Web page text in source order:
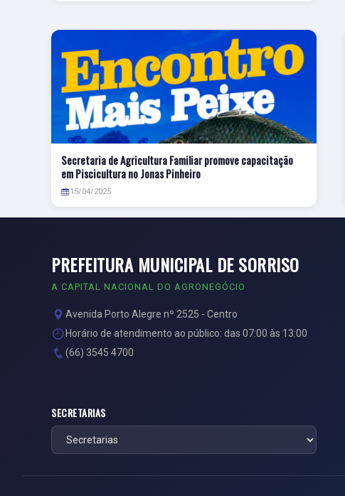
Secretaria de Agricultura Familiar promove capacitação
em Piscicultura no Jonas Pinheiro
15/04/2025
PREFEITURA MUNICIPAL DE SORRISO
A CAPITAL NACIONAL DO AGRONEGÓCIO
Avenida Porto Alegre nº 2525 - Centro
Horário de atendimento ao público: das 07:00 às 13:00
(66) 3545 4700
SECRETARIAS